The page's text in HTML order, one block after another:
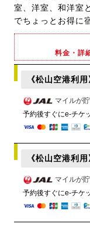
室、洋室、和洋室
でちょっとお得に
料金・詳
《松山空港利
マイルが
予約後すぐにe-チケ
《松山空港利
マイルが
予約後すぐにe-チケ